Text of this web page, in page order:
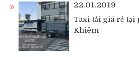
22.01.2019
Taxi tải giá rẻ tại
Khiêm